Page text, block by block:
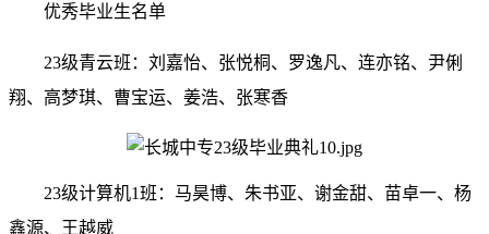
优秀毕业生名单
23级青云班：刘嘉怡、张悦桐、罗逸凡、连亦铭、尹俐
翔、高梦琪、曹宝运、姜浩、张寒香
23级计算机1班：马昊博、朱书亚、谢金甜、苗卓一、杨
鑫源、王越威